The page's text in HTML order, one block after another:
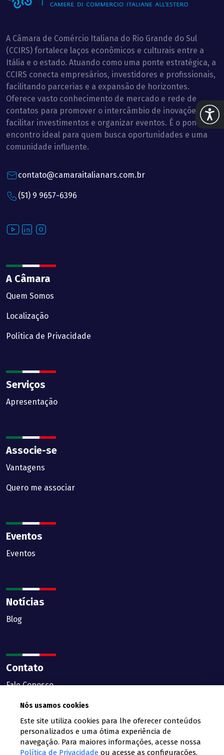
Abrir
A Câmara de Comércio Italiana do Rio Grande do Sul
(CCIRS) fortalece laços econômicos e culturais entre a
Itália e o estado. Atuando como uma ponte estratégica, a
CCIRS conecta empresários, investidores e profissionais,
facilitando parcerias e a expansão de horizontes.
Oferece vasto conhecimento de mercado e rede de
contatos para promover o intercâmbio de inovações,
facilitar investimentos e organizar eventos. É o ponto de
encontro ideal para quem busca oportunidades e uma
comunidade influente.
contato@camaraitalianars.com.br
(51) 9 9657-6396
YoutubeLinkedInInstagram
A Câmara
Quem Somos
Localização
Política de Privacidade
Serviços
Apresentação
Associe-se
Vantagens
Quero me associar
Eventos
Eventos
Notícias
Blog
Contato
Fale Conosco
Câmara de Comercio Italiana Rio Grande do Sul © todos os
Nós usamos cookies
Este site utiliza cookies para lhe oferecer conteúdos
personalizados e uma ótima experiência de
navegação. Para maiores informações, acesse nossa
Política de Privacidade ou acesse as configurações.